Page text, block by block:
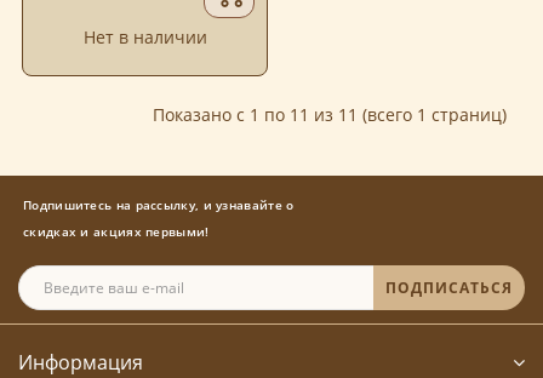
Нет в наличии
Показано с 1 по 11 из 11 (всего 1 страниц)
Подпишитесь на рассылку, и узнавайте о
скидках и акциях первыми!
ПОДПИСАТЬСЯ
Информация